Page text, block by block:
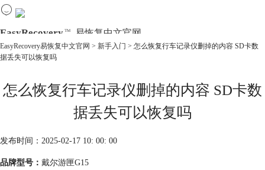
EasyRecovery TM 易恢复中文官网
首页
下载
EasyRecovery易恢复中文官网 > 新手入门 > 怎么恢复行车记录仪删掉的内容 SD卡数
据丢失可以恢复吗
怎么恢复行车记录仪删掉的内容 SD卡数
据丢失可以恢复吗
发布时间：2025-02-17 10: 00: 00
品牌型号： 戴尔游匣G15